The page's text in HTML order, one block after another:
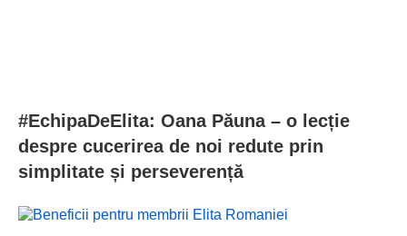
#EchipaDeElita: Oana Păuna – o lecție
despre cucerirea de noi redute prin
simplitate și perseverență